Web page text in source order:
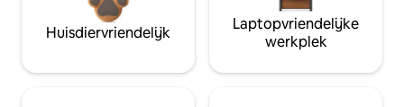
Huisdiervriendelijk
Laptopvriendelijke
werkplek